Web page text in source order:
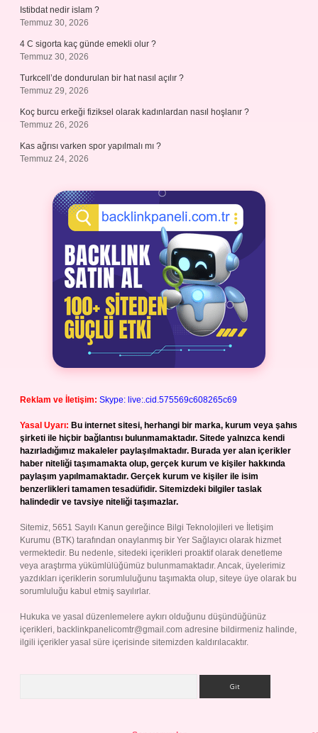
Istibdat nedir islam ?
Temmuz 30, 2026
4 C sigorta kaç günde emekli olur ?
Temmuz 30, 2026
Turkcell’de dondurulan bir hat nasıl açılır ?
Temmuz 29, 2026
Koç burcu erkeği fiziksel olarak kadınlardan nasıl hoşlanır ?
Temmuz 26, 2026
Kas ağrısı varken spor yapılmalı mı ?
Temmuz 24, 2026
Reklam ve İletişim: Skype: live:.cid.575569c608265c69
Yasal Uyarı: Bu internet sitesi, herhangi bir marka, kurum veya şahıs
şirketi ile hiçbir bağlantısı bulunmamaktadır. Sitede yalnızca kendi
hazırladığımız makaleler paylaşılmaktadır. Burada yer alan içerikler
haber niteliği taşımamakta olup, gerçek kurum ve kişiler hakkında
paylaşım yapılmamaktadır. Gerçek kurum ve kişiler ile isim
benzerlikleri tamamen tesadüfidir. Sitemizdeki bilgiler taslak
halindedir ve tavsiye niteliği taşımazlar.
Sitemiz, 5651 Sayılı Kanun gereğince Bilgi Teknolojileri ve İletişim
Kurumu (BTK) tarafından onaylanmış bir Yer Sağlayıcı olarak hizmet
vermektedir. Bu nedenle, sitedeki içerikleri proaktif olarak denetleme
veya araştırma yükümlülüğümüz bulunmamaktadır. Ancak, üyelerimiz
yazdıkları içeriklerin sorumluluğunu taşımakta olup, siteye üye olarak bu
sorumluluğu kabul etmiş sayılırlar.
Hukuka ve yasal düzenlemelere aykırı olduğunu düşündüğünüz
içerikleri, backlinkpanelicomtr@gmail.com adresine bildirmeniz halinde,
ilgili içerikler yasal süre içerisinde sitemizden kaldırılacaktır.